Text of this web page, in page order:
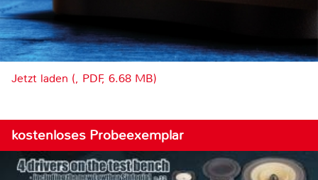
Jetzt laden (, PDF, 6.68 MB)
kostenloses Probeexemplar